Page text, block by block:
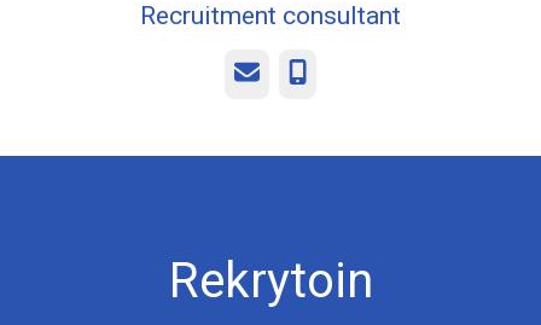
Recruitment consultant
SähköpostiPuhelin
Rekrytoin